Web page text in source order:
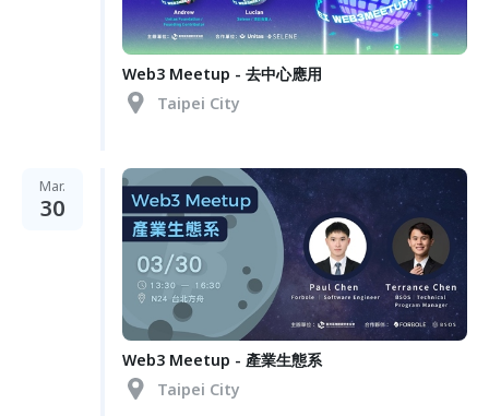
Web3 Meetup - 去中心應用
Taipei City
Mar.
30
Web3 Meetup - 產業生態系
Taipei City